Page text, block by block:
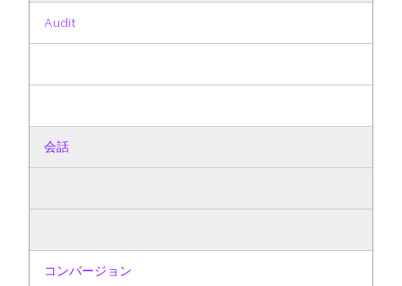
Audit
会話
コンバージョン